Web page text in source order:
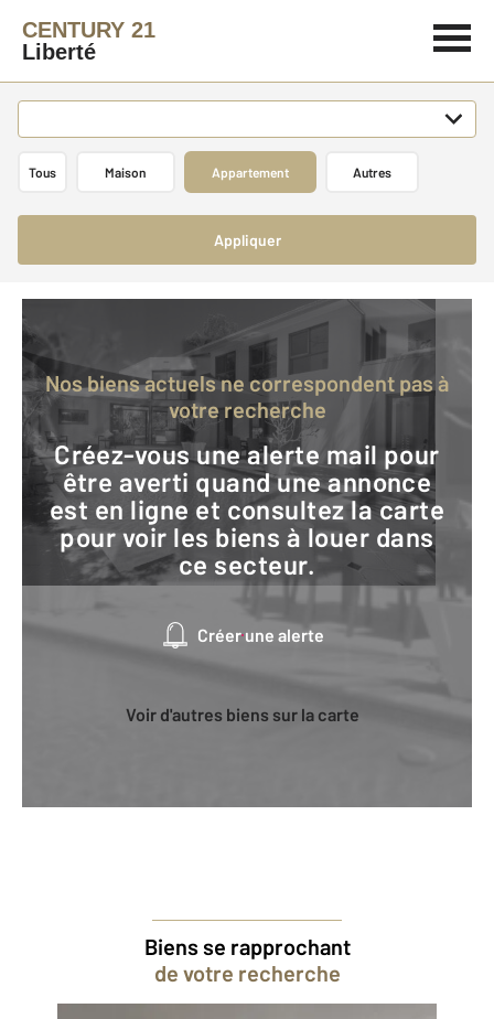
CENTURY 21
Liberté
Tous Maison Appartement Autres
Appliquer
Nos biens actuels ne correspondent pas à
votre recherche
Créez-vous une alerte mail pour
être averti quand une annonce
est en ligne et consultez la carte
pour voir les biens à louer dans
ce secteur.
Créer une alerte
Voir d'autres biens sur la carte
Biens se rapprochant
de votre recherche